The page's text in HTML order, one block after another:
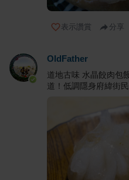
表示讚賞 分享
OldFather
道地古味 水晶餃肉包
道！低調隱身府緯街民